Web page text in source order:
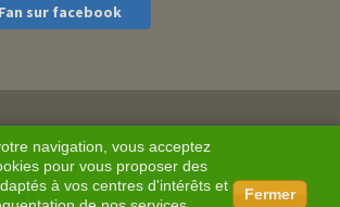
sur facebook
navigation, vous acceptez
pour vous proposer des
à vos centres d'intérêts et
Fermer
de vente